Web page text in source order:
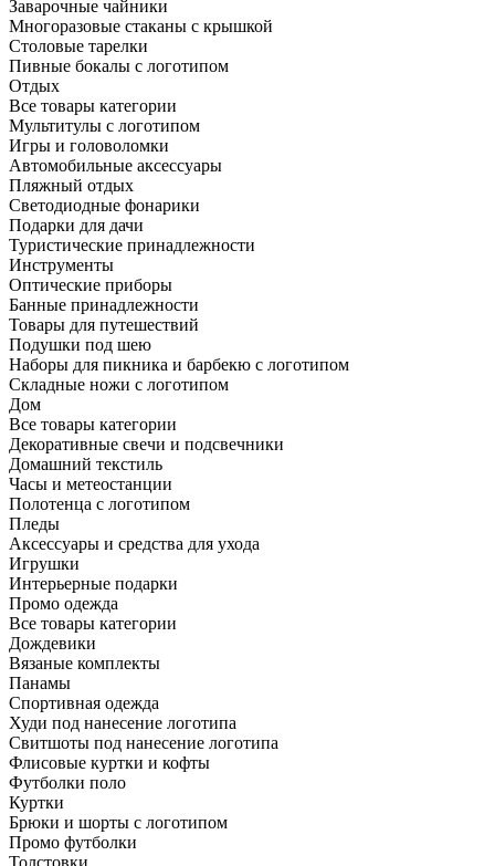
Заварочные чайники
Многоразовые стаканы с крышкой
Столовые тарелки
Пивные бокалы с логотипом
Отдых
Все товары категории
Мультитулы с логотипом
Игры и головоломки
Автомобильные аксессуары
Пляжный отдых
Светодиодные фонарики
Подарки для дачи
Туристические принадлежности
Инструменты
Оптические приборы
Банные принадлежности
Товары для путешествий
Подушки под шею
Наборы для пикника и барбекю с логотипом
Складные ножи с логотипом
Дом
Все товары категории
Декоративные свечи и подсвечники
Домашний текстиль
Часы и метеостанции
Полотенца с логотипом
Пледы
Аксессуары и средства для ухода
Игрушки
Интерьерные подарки
Промо одежда
Все товары категории
Дождевики
Вязаные комплекты
Панамы
Спортивная одежда
Худи под нанесение логотипа
Свитшоты под нанесение логотипа
Флисовые куртки и кофты
Футболки поло
Куртки
Брюки и шорты с логотипом
Промо футболки
Толстовки